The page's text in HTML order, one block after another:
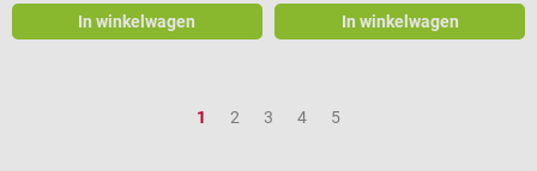
In winkelwagen In winkelwagen
Pagina
1 Pagina
2 Pagina
3 Pagina
4 Pagina
5